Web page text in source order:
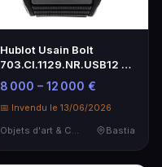
Hublot Usain Bolt
703.CI.1129.NR.USB12 -
Montre de luxe édition
limitée
8 000 – 12 000 €
📅 Invendu le 13/06/2026
Objets d'art & Curiosités
Bastia